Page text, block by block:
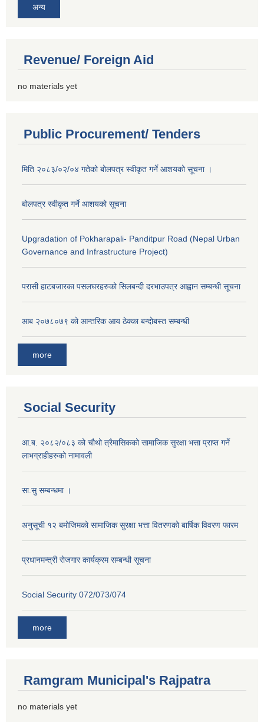
अन्य
Revenue/ Foreign Aid
no materials yet
Public Procurement/ Tenders
मिति २०८३/०२/०४ गतेको बोलपत्र स्वीकृत गर्ने आशयको सूचना ।
बोलपत्र स्वीकृत गर्ने आशयको सूचना
Upgradation of Pokharapali- Panditpur Road (Nepal Urban
Governance and Infrastructure Project)
परासी हाटबजारका पसलघरहरुको सिलबन्दी दरभाउपत्र आह्वान सम्बन्धी सूचना
आ‍ब २०७८०७९ को आन्तरिक आय ठेक्का बन्दोबस्त सम्बन्धी
more
Social Security
आ.ब. २०८२/०८३ को चौथो त्रैमासिकको सामाजिक सुरक्षा भत्ता प्राप्त गर्ने
लाभग्राहीहरुको नामावली
सा.सु सम्बन्धमा ।
अनुसूची १२ बमोजिमको सामाजिक सुरक्षा भत्ता वितरणको बार्षिक विवरण फारम
प्रधानमन्त्री राेजगार कार्यक्रम सम्बन्धी सूचना
Social Security 072/073/074
more
Ramgram Municipal's Rajpatra
no materials yet